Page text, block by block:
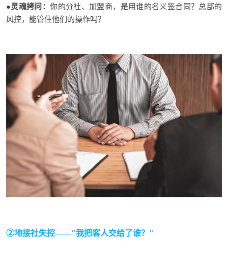
●灵魂拷问 ：你的分社、加盟商，是用谁的名义签合同？总部的
风控，能管住他们的操作吗？
②地接社失控——"我把客人交给了谁？"